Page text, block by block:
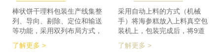
量，降低了劳动者的劳动强
度，提高了工作效率
整个生产的稳定供料，减少设
备的投入，大大降低了采购成
本。
棒状饼干理料包装生产线集整
列、导向、剔除、定位和输送
等功能，采用双列布局方式，
在有限的场地内，提高了产品
包装的生产力，同时达到废料
了解更多 >
采用自动上料的方式（机械
手）将海参糕放入上料真空包
装机上，包装完成后，将9道
带机，将1道产品分为2道，分
了解更多 >